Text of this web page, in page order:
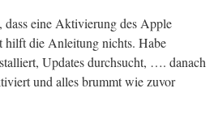
eine Aktivierung des Apple
hilft die Anleitung nichts. Habe
Updates durchsucht, …. danach
und alles brummt wie zuvor